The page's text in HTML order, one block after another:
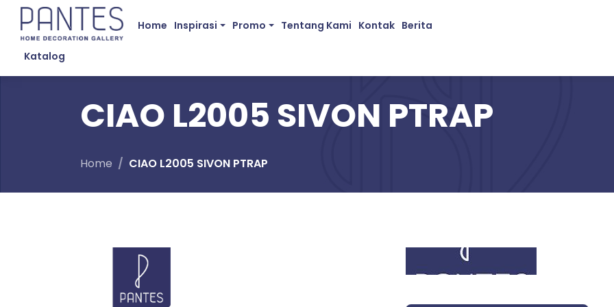
Home Inspirasi Promo Tentang Kami Kontak Berita
Katalog
CIAO L2005 SIVON PTRAP
Home CIAO L2005 SIVON PTRAP